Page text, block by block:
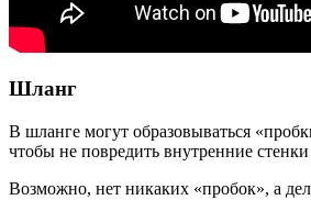
Шланг
В шланге могут образовываться
чтобы не повредить внутренние
Возможно, нет никаких «пробок», а